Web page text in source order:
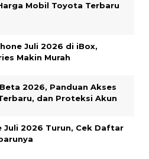
Mobil Toyota Terbaru
Juli 2026 di iBox,
Makin Murah
2026, Panduan Akses
dan Proteksi Akun
Juli 2026 Turun, Cek Daftar